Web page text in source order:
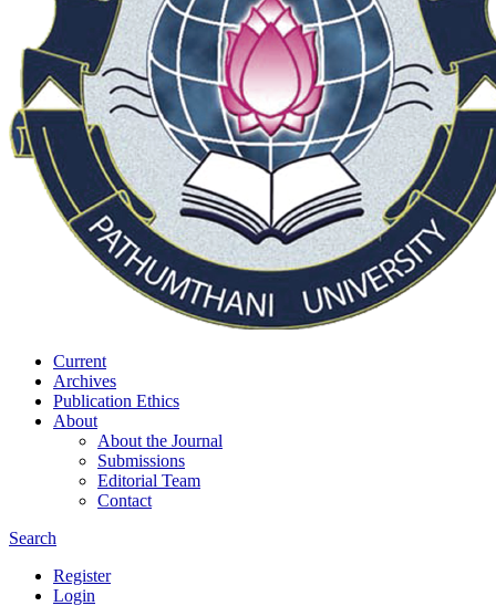
Current
Archives
Publication Ethics
About
About the Journal
Submissions
Editorial Team
Contact
Search
Register
Login